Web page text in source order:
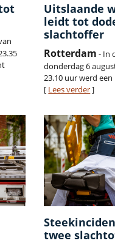
Uitslaande
leidt tot
slachtoffer
Rotterdam - In
donderdag 6
23.10 uur werd
[ Lees verder]
twee